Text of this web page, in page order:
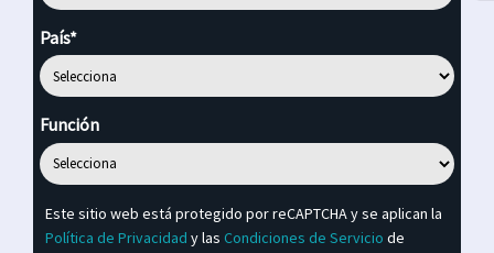
País*
Función
Este sitio web está protegido por reCAPTCHA y se aplican la
Política de Privacidad y las Condiciones de Servicio de